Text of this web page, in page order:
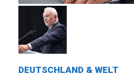
DEUTSCHLAND & WELT